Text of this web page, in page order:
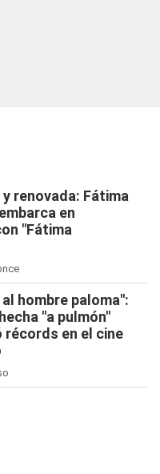
renovada: Fátima
en
"Fátima
hombre paloma":
"a pulmón"
récords en el cine